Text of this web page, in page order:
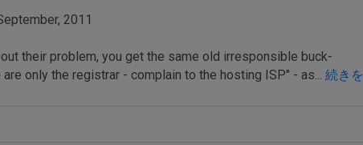
2011
their problem, you get the same old irresponsible buck-
only the registrar - complain to the hosting ISP" - as... 続きを